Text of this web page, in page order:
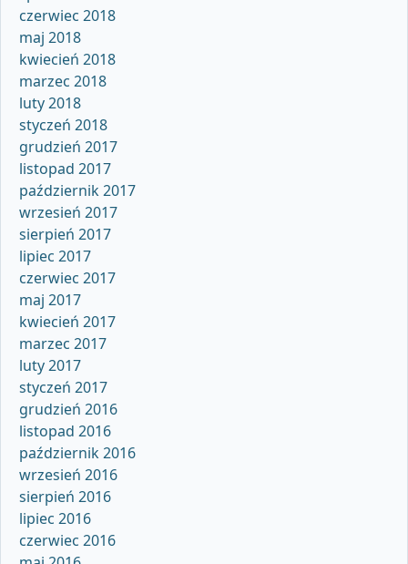
czerwiec 2018
maj 2018
kwiecień 2018
marzec 2018
luty 2018
styczeń 2018
grudzień 2017
listopad 2017
październik 2017
wrzesień 2017
sierpień 2017
lipiec 2017
czerwiec 2017
maj 2017
kwiecień 2017
marzec 2017
luty 2017
styczeń 2017
grudzień 2016
listopad 2016
październik 2016
wrzesień 2016
sierpień 2016
lipiec 2016
czerwiec 2016